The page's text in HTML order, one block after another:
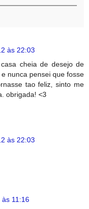
às 22:03
cheia de desejo de
nunca pensei que fosse
tao feliz, sinto me
obrigada! <3
às 22:03
11:16